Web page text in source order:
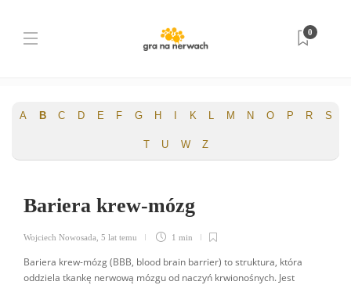
0
Słownik pojęć
A B C D E F G H K L M N O P R S
U W Z
Bariera krew-mózg
Wojciech Nowosada 5 lat temu 1 min
Bariera krew-mózg (BBB, blood brain barrier) to struktura, która
oddziela tkankę nerwową mózgu od naczyń krwionośnych. Jest